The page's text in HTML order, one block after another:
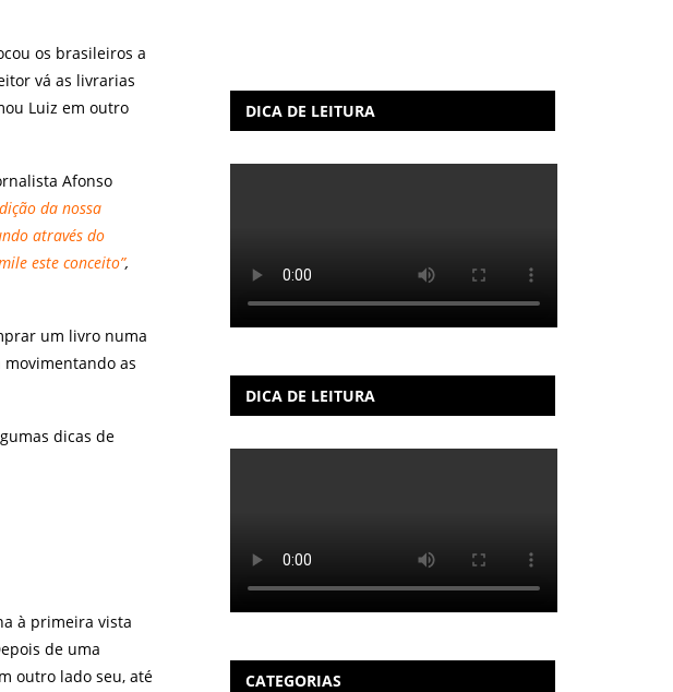
os brasileiros a
vá as livrarias
Luiz em outro
Afonso
da nossa
através do
este conceito”,
um livro numa
as
dicas de
à primeira vista
de uma
outro lado seu, até
DICA DE LEITURA
DICA DE LEITURA
CATEGORIAS